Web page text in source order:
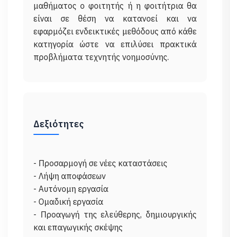
μαθήματος ο φοιτητής ή η φοιτήτρια θα
είναι σε θέση να κατανοεί και να
εφαρμόζει ενδεικτικές μεθόδους από κάθε
κατηγορία ώστε να επιλύσει πρακτικά
Δεξιότητες
- Προσαρμογή σε νέες καταστάσεις
- Λήψη αποφάσεων
- Αυτόνομη εργασία
- Ομαδική εργασία
- Προαγωγή της ελεύθερης, δημιουργικής